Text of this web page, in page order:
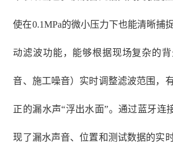
使在0.1MPa的微小压力下也能清晰捕
动滤波功能，能够根据现场复杂的
音、施工噪音）实时调整滤波范围，
正的漏水声“浮出水面”。通过蓝牙连
现了漏水声音、位置和测试数据的实